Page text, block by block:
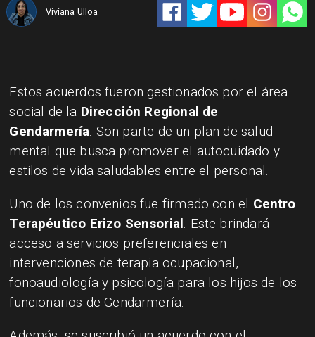
Viviana Ulloa
Estos acuerdos fueron gestionados por el área
social de la Dirección Regional de
Gendarmería. Son parte de un plan de salud
mental que busca promover el autocuidado y
estilos de vida saludables entre el personal.
Uno de los convenios fue firmado con el Centro
Terapéutico Erizo Sensorial. Este brindará
acceso a servicios preferenciales en
intervenciones de terapia ocupacional,
fonoaudiología y psicología para los hijos de los
funcionarios de Gendarmería.